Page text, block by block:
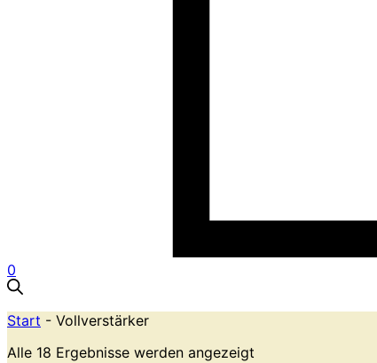
0
Start - Vollverstärker
Alle 18 Ergebnisse werden angezeigt